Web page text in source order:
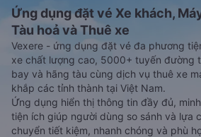
Ứng dụng đặt vé Xe khách,
Tàu hoả và Thuê xe
Vexere - ứng dụng đặt vé đa phương
xe chất lượng cao, 5000+ tuyến đường
bay và hãng tàu cùng dịch vụ thuê xe
khắp các tỉnh thành tại Việt Nam.
Ứng dụng hiển thị thông tin đầy đủ,
tiện ích giúp người dùng so sánh và lựa
chuyển tiết kiệm, nhanh chóng và phù